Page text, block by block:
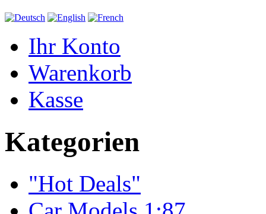
Ihr Konto
Warenkorb
Kasse
Kategorien
"Hot Deals"